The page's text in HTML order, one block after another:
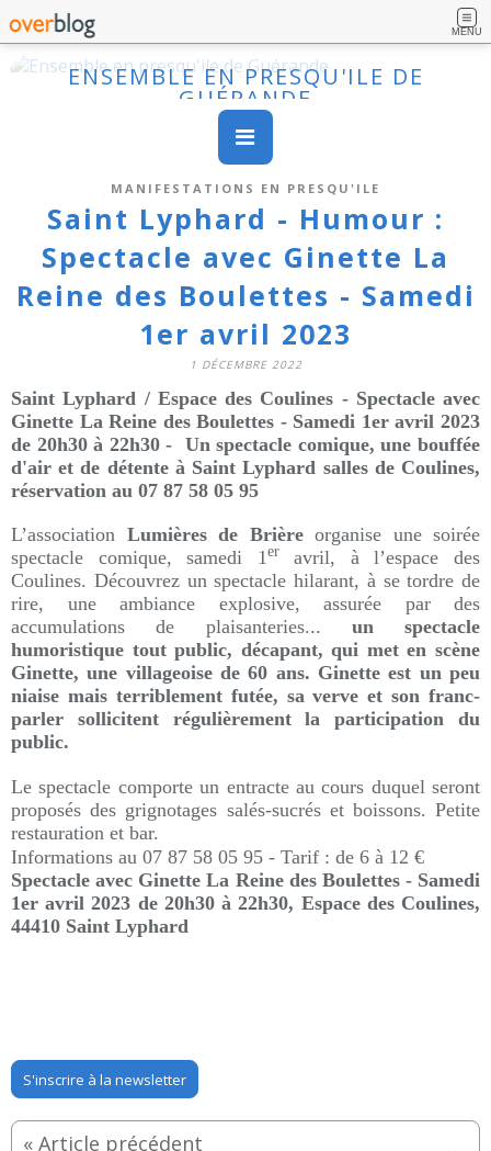
MENU
ENSEMBLE EN PRESQU'ILE DE
GUÉRANDE
MANIFESTATIONS EN PRESQU'ILE
Saint Lyphard - Humour :
Spectacle avec Ginette La
Reine des Boulettes - Samedi
1er avril 2023
1 DÉCEMBRE 2022
Saint Lyphard / Espace des Coulines - Spectacle avec
Ginette La Reine des Boulettes - Samedi 1er avril 2023
de 20h30 à 22h30 - Un spectacle comique, une bouffée
d'air et de détente à Saint Lyphard salles de Coulines,
réservation au 07 87 58 05 95
L’association Lumières de Brière organise une soirée
spectacle comique, samedi 1eravril, à l’espace des
Coulines. Découvrez un spectacle hilarant, à se tordre de
rire, une ambiance explosive, assurée par des
accumulations de plaisanteries...
un spectacle
humoristique tout public, décapant, qui met en scène
Ginette, une villageoise de 60 ans. Ginette est un peu
niaise mais terriblement futée, sa verve et son franc-
parler sollicitent régulièrement la participation du
public.
Le spectacle comporte un entracte au cours duquel seront
proposés des grignotages salés-sucrés et boissons. Petite
restauration et bar.
Informations au 07 87 58 05 95 - Tarif : de 6 à 12 €
Spectacle avec Ginette La Reine des Boulettes - Samedi
1er avril 2023 de 20h30 à 22h30, Espace des Coulines,
44410 Saint Lyphard
S'inscrire à la newsletter